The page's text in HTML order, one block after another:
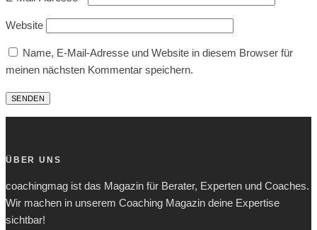
Website
Name, E-Mail-Adresse und Website in diesem Browser für
meinen nächsten Kommentar speichern.
ÜBER UNS
coachingmag ist das Magazin für Berater, Experten und Coaches.
Wir machen in unserem Coaching Magazin deine Expertise
sichtbar!